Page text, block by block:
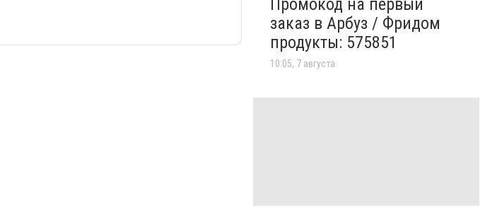
Промокод на первый
заказ в Арбуз / Фридом
продукты: 575851
10:05, 7 августа